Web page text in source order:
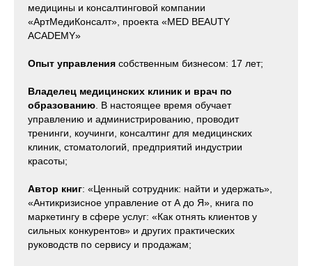
медицины и консалтинговой компании
«АртМедиКонсалт», проекта «MED BEAUTY
ACADEMY»
Опыт управления собственным бизнесом: 17 лет;
Владелец медицинских клиник и врач по
образованию . В настоящее время обучает
управлению и администрированию, проводит
тренинги, коучинги, консалтинг для медицинских
клиник, стоматологий, предприятий индустрии
красоты;
Автор книг: «Ценный сотрудник: найти и удержать»,
«Антикризисное управление от А до Я», книга по
маркетингу в сфере услуг: «Как отнять клиентов у
сильных конкурентов» и других практических
руководств по сервису и продажам;